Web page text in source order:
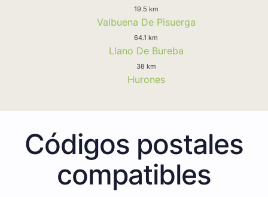
19.5 km
Valbuena De Pisuerga
64.1 km
Llano De Bureba
38 km
Hurones
Códigos postales
compatibles